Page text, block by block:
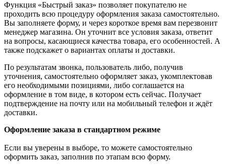
Функция «Быстрый заказ» позволяет покупателю не
проходить всю процедуру оформления заказа самостоятельно.
Вы заполняете форму, и через короткое время вам перезвонит
менеджер магазина. Он уточнит все условия заказа, ответит
на вопросы, касающиеся качества товара, его особенностей. А
также подскажет о вариантах оплаты и доставки.
По результатам звонка, пользователь либо, получив
уточнения, самостоятельно оформляет заказ, укомплектовав
его необходимыми позициями, либо соглашается на
оформление в том виде, в котором есть сейчас. Получает
подтверждение на почту или на мобильный телефон и ждёт
доставки.
Оформление заказа в стандартном режиме
Если вы уверены в выборе, то можете самостоятельно
оформить заказ, заполнив по этапам всю форму.